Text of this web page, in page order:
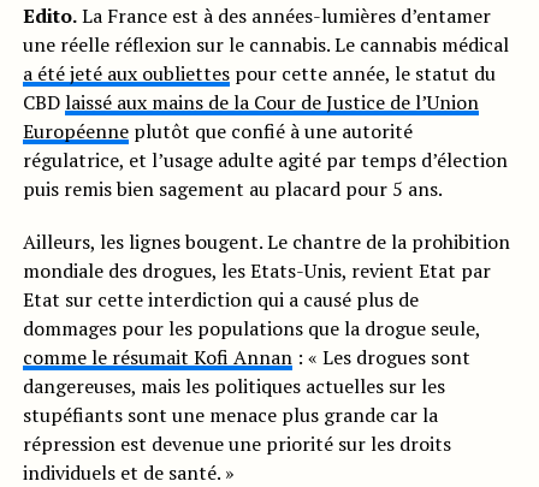
Edito.La France est à des années-lumières d’entamer
une réelle réflexion sur le cannabis. Le cannabis médical
a été jeté aux oubliettespour cette année, le statut du
CBDlaissé aux mains de la Cour de Justice de l’Union
Européenneplutôt que confié à une autorité
régulatrice, et l’usage adulte agité par temps d’élection
puis remis bien sagement au placard pour 5 ans.
Ailleurs, les lignes bougent. Le chantre de la prohibition
mondiale des drogues, les Etats-Unis, revient Etat par
Etat sur cette interdiction qui a causé plus de
dommages pour les populations que la drogue seule,
comme le résumait Kofi Annan: « Les drogues sont
dangereuses, mais les politiques actuelles sur les
stupéfiants sont une menace plus grande car la
répression est devenue une priorité sur les droits
individuels et de santé. »